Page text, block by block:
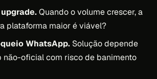
Quando o volume crescer, a
plataforma maior é viável?
WhatsApp. Solução depende
não-oficial com risco de banimento